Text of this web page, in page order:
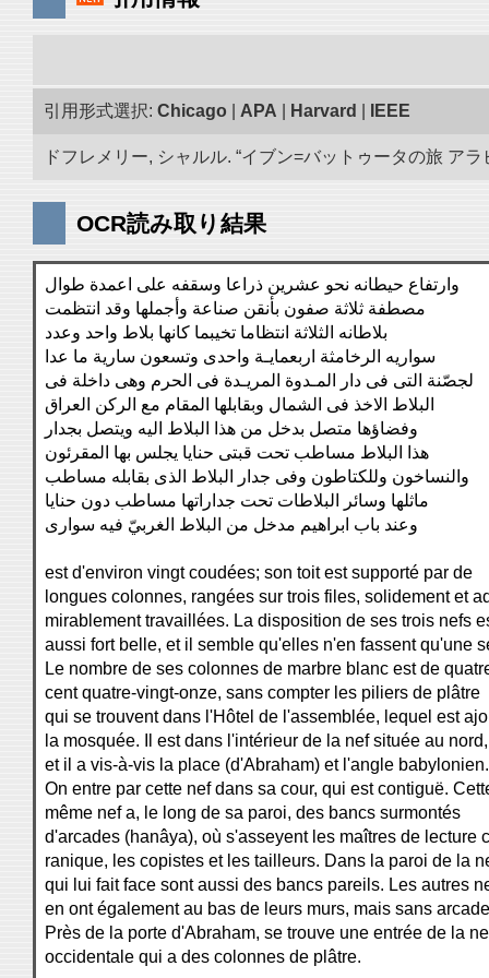
引用形式選択: Chicago APA Harvard IEEE
ドフレメリー, シャルル. “イブン=バットゥータの旅 ア
OCR読み取り結果
وارتفاع حيطانه نحو عشرين ذراعا وسقفه على اعمدة طوال
مصطفة ثلاثة صفون بأنقن صناعة وأجملها وقد انتظمت
بلاطانه الثلاثة انتظاما تخيبما كانها بلاط واحد وعدد
سواريه الرخامثة اربعمايـة واحدى وتسعون سارية ما عدا
لجصّنة التى فى دار المـدوة المريـدة فى الحرم وهى داخلة فى
البلاط الاخذ فى الشمال وبقابلها المقام مع الركن العراق
وفضاؤها متصل بدخل من هذا البلاط اليه ويتصل بجدار
هذا البلاط مساطب تحت قبتى حنايا يجلس بها المقرئون
والنساخون وللكتاطون وفى جدار البلاط الذى بقابله مساطب
ماثلها وسائر البلاطات تحت جداراتها مساطب دون حنايا
وعند باب ابراهيم مدخل من البلاط الغربيّ فيه سوارى
est d'environ vingt coudées; son toit est supporté par de
longues colonnes, rangées sur trois files, solidement et
mirablement travaillées. La disposition de ses trois nefs
aussi fort belle, et il semble qu'elles n'en fassent qu'une
Le nombre de ses colonnes de marbre blanc est de
cent quatre-vingt-onze, sans compter les piliers de plâtre
qui se trouvent dans l'Hôtel de l'assemblée, lequel est
la mosquée. Il est dans l'intérieur de la nef située au nord,
et il a vis-à-vis la place (d'Abraham) et l'angle babylonien.
On entre par cette nef dans sa cour, qui est contiguë.
même nef a, le long de sa paroi, des bancs surmontés
d'arcades (hanâya), où s'asseyent les maîtres de lecture
ranique, les copistes et les tailleurs. Dans la paroi de la
qui lui fait face sont aussi des bancs pareils. Les autres
en ont également au bas de leurs murs, mais sans
Près de la porte d'Abraham, se trouve une entrée de la
occidentale qui a des colonnes de plâtre.